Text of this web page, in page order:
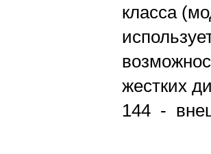
класса
жестких
144 -